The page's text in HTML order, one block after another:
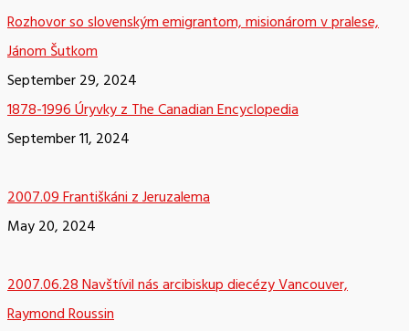
Rozhovor so slovenským emigrantom, misionárom v pralese,
Jánom Šutkom
September 29, 2024
1878-1996 Úryvky z The Canadian Encyclopedia
September 11, 2024
2007.09 Františkáni z Jeruzalema
May 20, 2024
2007.06.28 Navštívil nás arcibiskup diecézy Vancouver,
Raymond Roussin